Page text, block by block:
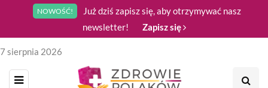
NOWOŚĆ!
Już dziś zapisz się, aby otrzymywać nasz
newsletter!
Zapisz się
7 sierpnia 2026